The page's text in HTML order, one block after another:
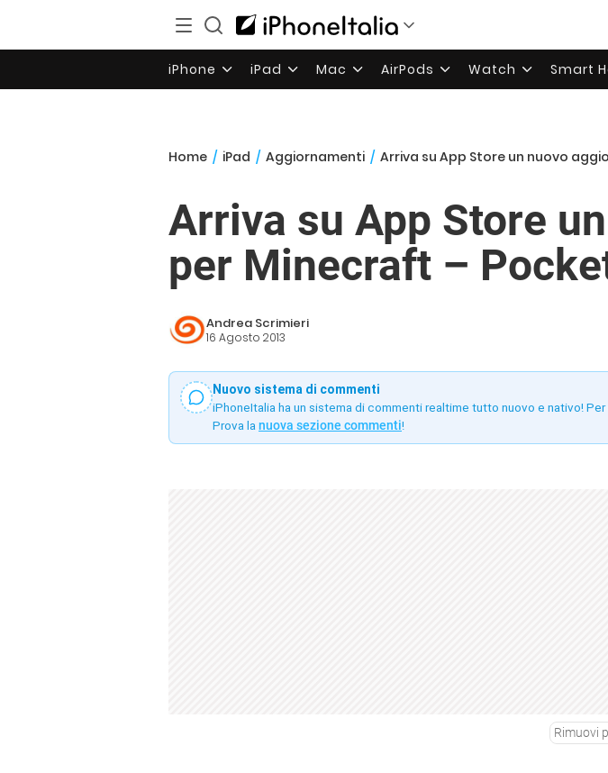
iPhone iPad Mac AirPods Watch Smart
Home / iPad / Aggiornamenti / Arriva su App Store un nuovo
Arriva su App Store
per Minecraft –
Andrea Scrimieri
16 Agosto 2013
Nuovo sistema di commenti
iPhoneItalia ha un sistema di commenti realtime tutto nuovo e nativo!
Prova la nuova sezione commenti!
Rimuovi